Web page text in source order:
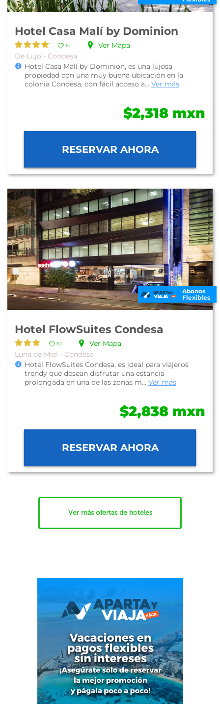
Hotel Casa Malí by Dominion
10
Ver Mapa
De Lujo - Condesa
Hotel Casa Malí by Dominion, es una lujosa
propiedad con una muy buena ubicación en la
colonia Condesa, con fácil acceso a... Ver más
$2,318 mxn
RESERVAR AHORA
Abonos
Flexibles
Hotel FlowSuites Condesa
10
Ver Mapa
Luna de Miel - Condesa
Hotel FlowSuites Condesa, es ideal para viajeros
trendy que desean disfrutar una estancia
prolongada en una de las zonas m... Ver más
$2,838 mxn
RESERVAR AHORA
Ver más ofertas de hoteles